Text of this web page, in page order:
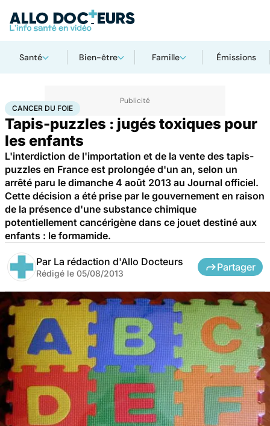
Santé Bien-être Famille Émissions
AccueilSanté Maladies Cancer du foie
CANCER DU FOIE
Tapis-puzzles : jugés toxiques pour
les enfants
L'interdiction de l'importation et de la vente des tapis-
puzzles en France est prolongée d'un an, selon un
arrêté paru le dimanche 4 août 2013 au Journal officiel.
Cette décision a été prise par le gouvernement en raison
de la présence d'une substance chimique
potentiellement cancérigène dans ce jouet destiné aux
enfants : le formamide.
Par La rédaction d'Allo Docteurs
Rédigé le 05/08/2013
Partager